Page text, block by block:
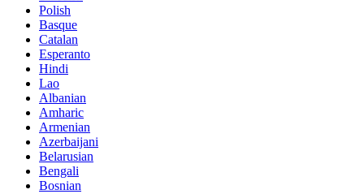
Polish
Basque
Catalan
Esperanto
Hindi
Lao
Albanian
Amharic
Armenian
Azerbaijani
Belarusian
Bengali
Bosnian